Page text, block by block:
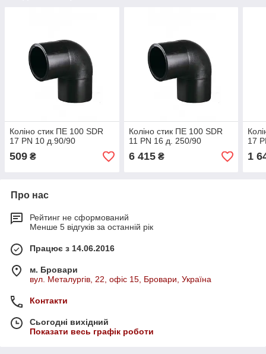
Коліно стик ПЕ 100 SDR
17 PN 10 д.90/90
509 ₴
Коліно стик ПЕ 100 SDR
11 PN 16 д. 250/90
6 415₴
17
1
Про нас
Рейтинг не сформований
Менше 5 відгуків за останній рік
Працює з 14.06.2016
м. Бровари
вул. Металургів, 22, офіс 15, Бровари, Україна
Контакти
Сьогодні вихідний
Показати весь графік роботи